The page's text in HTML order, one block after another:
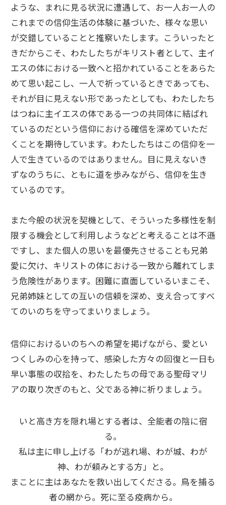
ような、まれに見る状況に遭遇して、お一人お一人の
これまでの信仰生活の体験に基づいた、様々な思い
が交錯していることと推察いたします。こういったと
きだからこそ、わたしたちがキリスト者として、主イ
エスの体における一致へと招かれていることをあらた
めて思い起こし、一人で祈っているときであっても、
それが目に見えない形であったとしても、わたしたち
はつねに主イエスの体である一つの共同体に結ばれ
ているのだという信仰における確信を深めていただ
くことを期待しています。わたしたちはこの信仰を一
人で生きているのではありません。目に見えないき
ずなのうちに、ともに道を歩みながら、信仰を生き
ているのです。
また今般の状況を契機として、そういった多様性を制
限する機会として利用しようなどと考えることは不遜
ですし、また個人の思いを最優先させることも兄弟
愛に欠け、キリストの体における一致から離れてしま
う危険性があります。困難に直面しているいまこそ、
兄弟姉妹としての互いの信頼を深め、支え合ってすべ
てのいのちを守ってまいりましょう。
信仰におけるいのちへの希望を掲げながら、愛とい
つくしみの心を持って、感染した方々の回復と一日も
早い事態の収拾を、わたしたちの母である聖母マリ
アの取り次ぎのもと、父である神に祈りましょう。
いと高き方を隠れ場とする者は、全能者の陰に宿
る。
私は主に申し上げる「わが逃れ場、わが城、わが
神、わが頼みとする方」と。
まことに主はあなたを救い出してくださる。鳥を捕る
者の網から。死に至る疫病から。